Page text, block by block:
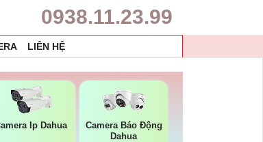
0938.11.23.99
LIÊN HỆ
Ip Dahua
Camera Báo Động
Dahua